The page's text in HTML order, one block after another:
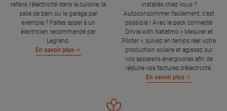
refaire l'électricité dans la cuisine, la
salle de bain ou le garage par
exemple ? Faites appel à un
électricien recommandé par
Legrand.
En savoir plus
installés chez vous ?
Autoconsommer facilement, c’est
possible ! Avec le pack connecté
Drivia with Netatmo « Mesurer et
Piloter », suivez en temps réel votre
production solaire et agissez sur
vos appareils énergivores afin de
réduire vos factures d’électricité.
En savoir plus